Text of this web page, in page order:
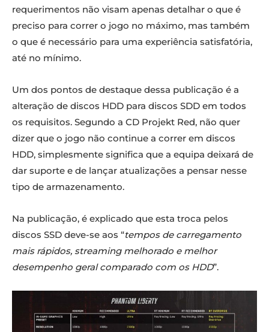
requerimentos não visam apenas detalhar o que é
preciso para correr o jogo no máximo, mas também
o que é necessário para uma experiência satisfatória,
até no mínimo.
Um dos pontos de destaque dessa publicação é a
alteração de discos HDD para discos SDD em todos
os requisitos. Segundo a CD Projekt Red, não quer
dizer que o jogo não continue a correr em discos
HDD, simplesmente significa que a equipa deixará de
dar suporte e de lançar atualizações a pensar nesse
tipo de armazenamento.
Na publicação, é explicado que esta troca pelos
discos SSD deve-se aos “tempos de carregamento
mais rápidos, streaming melhorado e melhor
desempenho geral comparado com os HDD”.